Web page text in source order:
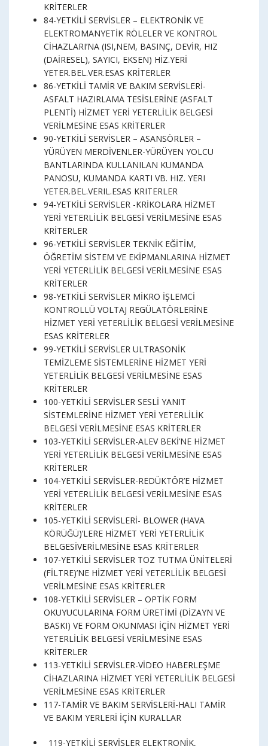
KRİTERLER
84-YETKİLİ SERVİSLER – ELEKTRONİK VE
ELEKTROMANYETİK RÖLELER VE KONTROL
CİHAZLARI’NA (ISI,NEM, BASINÇ, DEVİR, HIZ
(DAİRESEL), SAYICI, EKSEN) HİZ.YERİ
YETER.BEL.VER.ESAS KRİTERLER
86-YETKİLİ TAMİR VE BAKIM SERVİSLERİ-
ASFALT HAZIRLAMA TESİSLERİNE (ASFALT
PLENTİ) HİZMET YERİ YETERLİLİK BELGESİ
VERİLMESİNE ESAS KRİTERLER
90-YETKİLİ SERVİSLER – ASANSÖRLER –
YÜRÜYEN MERDİVENLER-YÜRÜYEN YOLCU
BANTLARINDA KULLANILAN KUMANDA
PANOSU, KUMANDA KARTI VB. HIZ. YERI
YETER.BEL.VERIL.ESAS KRITERLER
94-YETKİLİ SERVİSLER -KRİKOLARA HİZMET
YERİ YETERLİLİK BELGESİ VERİLMESİNE ESAS
KRİTERLER
96-YETKİLİ SERVİSLER TEKNİK EĞİTİM,
ÖĞRETİM SİSTEM VE EKİPMANLARINA HİZMET
YERİ YETERLİLİK BELGESİ VERİLMESİNE ESAS
KRİTERLER
98-YETKİLİ SERVİSLER MİKRO İŞLEMCİ
KONTROLLÜ VOLTAJ REGÜLATÖRLERİNE
HİZMET YERİ YETERLİLİK BELGESİ VERİLMESİNE
ESAS KRİTERLER
99-YETKİLİ SERVİSLER ULTRASONİK
TEMİZLEME SİSTEMLERİNE HİZMET YERİ
YETERLİLİK BELGESİ VERİLMESİNE ESAS
KRİTERLER
100-YETKİLİ SERVİSLER SESLİ YANIT
SİSTEMLERİNE HİZMET YERİ YETERLİLİK
BELGESİ VERİLMESİNE ESAS KRİTERLER
103-YETKİLİ SERVİSLER-ALEV BEKİ’NE HİZMET
YERİ YETERLİLİK BELGESİ VERİLMESİNE ESAS
KRİTERLER
104-YETKİLİ SERVİSLER-REDÜKTÖR’E HİZMET
YERİ YETERLİLİK BELGESİ VERİLMESİNE ESAS
KRİTERLER
105-YETKİLİ SERVİSLERİ- BLOWER (HAVA
KÖRÜĞÜ)’LERE HİZMET YERİ YETERLİLİK
BELGESİVERİLMESİNE ESAS KRİTERLER
107-YETKİLİ SERVİSLER TOZ TUTMA ÜNİTELERİ
(FİLTRE)’NE HİZMET YERİ YETERLİLİK BELGESİ
VERİLMESİNE ESAS KRİTERLER
108-YETKİLİ SERVİSLER – OPTİK FORM
OKUYUCULARINA FORM ÜRETİMİ (DİZAYN VE
BASKI) VE FORM OKUNMASI İÇİN HİZMET YERİ
YETERLİLİK BELGESİ VERİLMESİNE ESAS
KRİTERLER
113-YETKİLİ SERVİSLER-VİDEO HABERLEŞME
CİHAZLARINA HİZMET YERİ YETERLİLİK BELGESİ
VERİLMESİNE ESAS KRİTERLER
117-TAMİR VE BAKIM SERVİSLERİ-HALI TAMİR
VE BAKIM YERLERİ İÇİN KURALLAR
119-YETKİLİ SERVİSLER ELEKTRONİK,